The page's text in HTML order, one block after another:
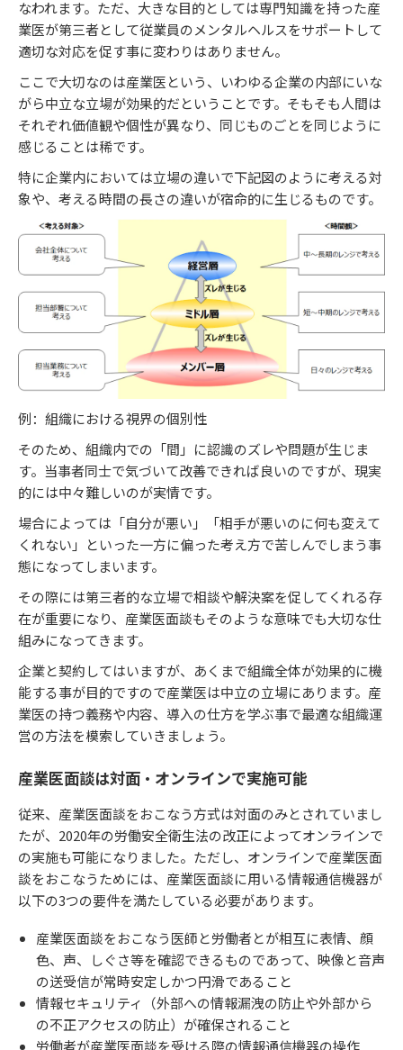
なわれます。ただ、大きな目的としては専門知識を持った産
業医が第三者として従業員のメンタルヘルスをサポートして
適切な対応を促す事に変わりはありません。
ここで大切なのは産業医という、いわゆる企業の内部にいな
がら中立な立場が効果的だということです。そもそも人間は
それぞれ価値観や個性が異なり、同じものごとを同じように
感じることは稀です。
特に企業内においては立場の違いで下記図のように考える対
象や、考える時間の長さの違いが宿命的に生じるものです。
例：組織における視界の個別性
そのため、組織内での「間」に認識のズレや問題が生じま
す。当事者同士で気づいて改善できれば良いのですが、現実
的には中々難しいのが実情です。
場合によっては「自分が悪い」「相手が悪いのに何も変えて
くれない」といった一方に偏った考え方で苦しんでしまう事
態になってしまいます。
その際には第三者的な立場で相談や解決案を促してくれる存
在が重要になり、産業医面談もそのような意味でも大切な仕
組みになってきます。
企業と契約してはいますが、あくまで組織全体が効果的に機
能する事が目的ですので産業医は中立の立場にあります。産
業医の持つ義務や内容、導入の仕方を学ぶ事で最適な組織運
営の方法を模索していきましょう。
産業医面談は対面・オンラインで実施可能
従来、産業医面談をおこなう方式は対面のみとされていまし
たが、2020年の労働安全衛生法の改正によってオンラインで
の実施も可能になりました。ただし、オンラインで産業医面
談をおこなうためには、産業医面談に用いる情報通信機器が
以下の3つの要件を満たしている必要があります。
産業医面談をおこなう医師と労働者とが相互に表情、顔
色、声、しぐさ等を確認できるものであって、映像と音声
の送受信が常時安定しかつ円滑であること
情報セキュリティ（外部への情報漏洩の防止や外部から
の不正アクセスの防止）が確保されること
労働者が産業医面談を受ける際の情報通信機器の操作